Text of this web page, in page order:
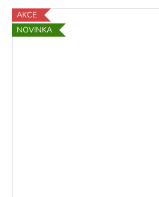
AKCE
NOVINKA